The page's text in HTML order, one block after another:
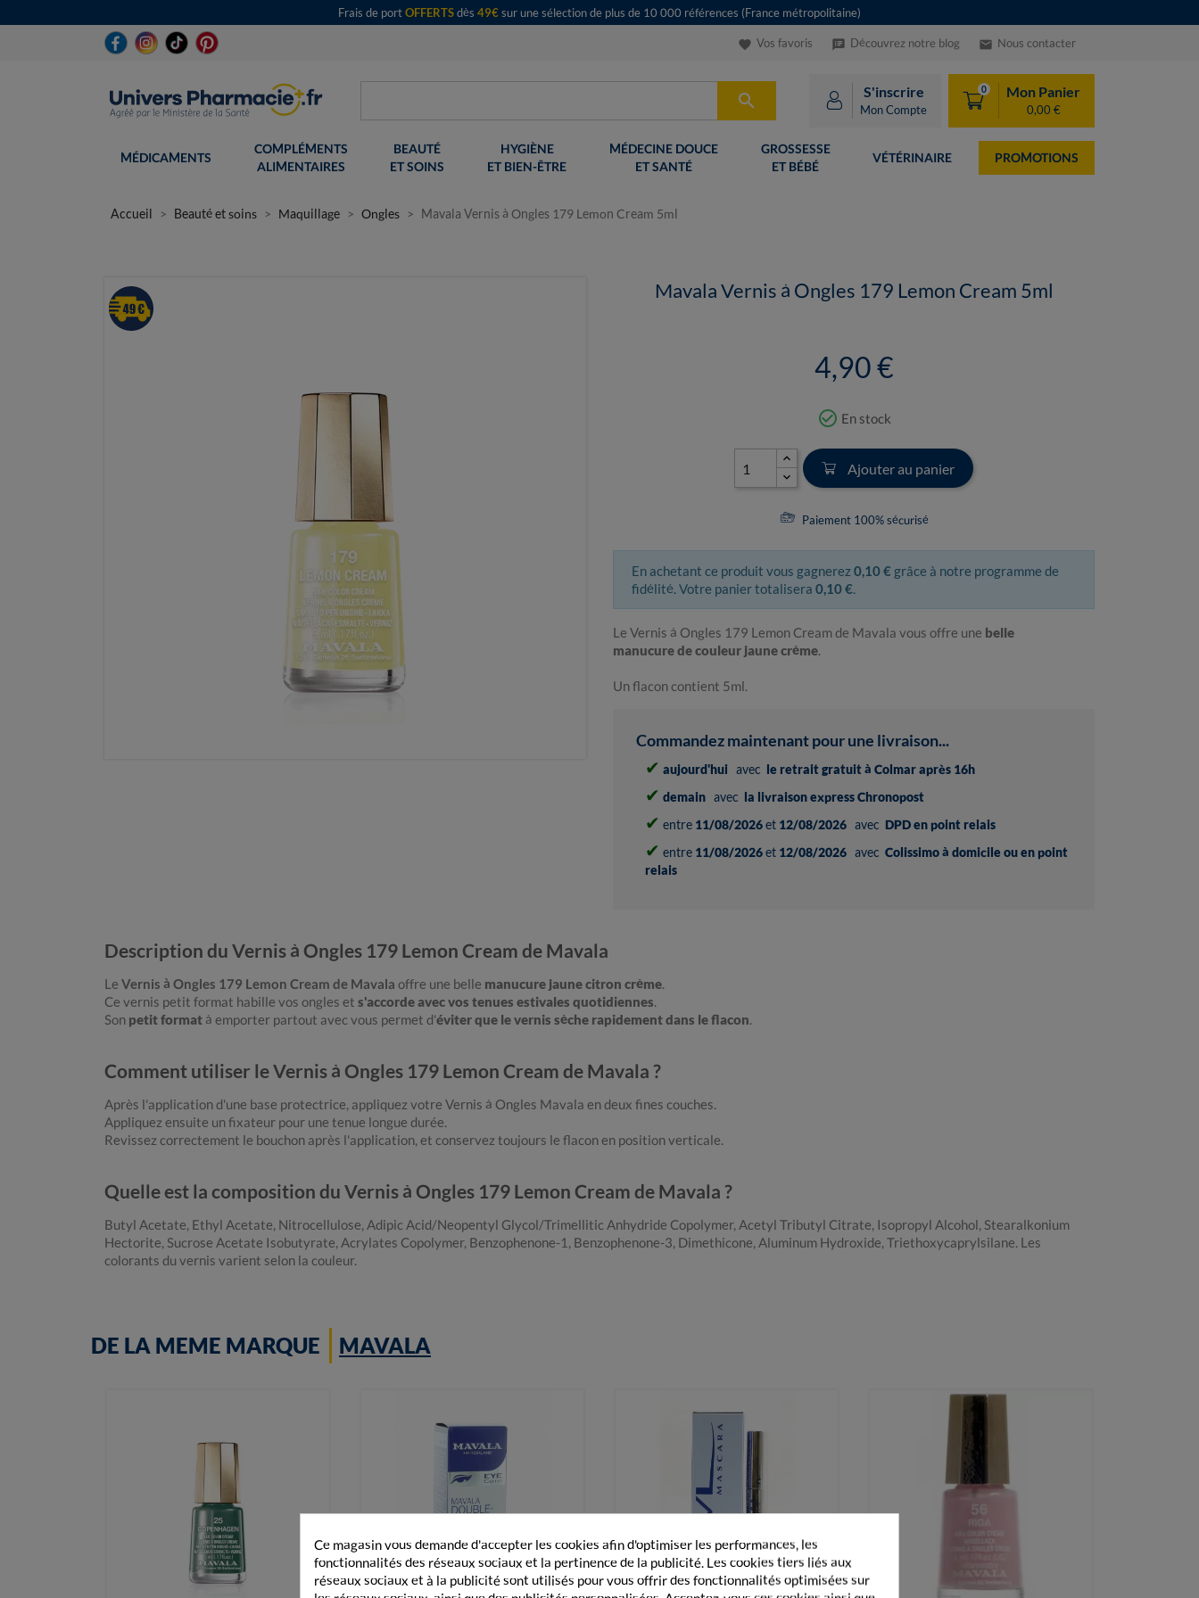
Frais de portOFFERTSdès 49€sur une sélection de plus de 10 000 références (France métropolitaine)
favorite Vos favoris speaker_notes Découvrez notre blog email Nous contacter
 S'inscrire
Mon Compte
0 Mon Panier
0,00 €
MÉDICAMENTS
COMPLÉMENTS
ALIMENTAIRES
BEAUTÉ
ET SOINS
HYGIÈNE
ET BIEN-ÊTRE
MÉDECINE DOUCE
ET SANTÉ
GROSSESSE
ET BÉBÉ
VÉTÉRINAIRE PROMOTIONS
Accueil Beauté et soins Maquillage Ongles Mavala Vernis à Ongles 179 Lemon Cream 5ml
Mavala Vernis à Ongles 179 Lemon Cream 5ml
4,90 €
check_circle_outline En stock
Ajouter au panier
Paiement 100% sécurisé
En achetant ce produit vous gagnerez0,10 € grâce à notre programme de
fidélité. Votre panier totalisera 0,10 €.
Le Vernis à Ongles 179 Lemon Cream de Mavala vous offre une belle
manucure de couleur jaune crème.
Un flacon contient 5ml.
Commandez maintenant pour une livraison...
✔ aujourd'hui avec le retrait gratuit à Colmar après 16h
✔ demain avec la livraison express Chronopost
✔ entre 11/08/2026et 12/08/2026 avec DPD en point relais
✔ entre 11/08/2026et 12/08/2026 avec Colissimo à domicile ou en point
relais
Description du Vernis à Ongles 179 Lemon Cream de Mavala
Le Vernis à Ongles 179 Lemon Cream de Mavala offre une belle manucure jaune citron crème.
Ce vernis petit format habille vos ongles et s'accorde avec vos tenues estivales quotidiennes.
Son petit format à emporter partout avec vous permet d'éviter que le vernis sèche rapidement dans le flacon.
Comment utiliser le Vernis à Ongles 179 Lemon Cream de Mavala ?
Après l'application d'une base protectrice, appliquez votre Vernis à Ongles Mavala en deux fines couches.
Appliquez ensuite un fixateur pour une tenue longue durée.
Revissez correctement le bouchon après l'application, et conservez toujours le flacon en position verticale.
Quelle est la composition du Vernis à Ongles 179 Lemon Cream de Mavala ?
Butyl Acetate, Ethyl Acetate, Nitrocellulose, Adipic Acid/Neopentyl Glycol/Trimellitic Anhydride Copolymer, Acetyl Tributyl Citrate, Isopropyl Alcohol, Stearalkonium
Hectorite, Sucrose Acetate Isobutyrate, Acrylates Copolymer, Benzophenone-1, Benzophenone-3, Dimethicone, Aluminum Hydroxide, Triethoxycaprylsilane. Les
colorants du vernis varient selon la couleur.
DE LA MEME MARQUE MAVALA
Ce magasin vous demande d'accepter les cookies afin d'optimiser les performances, les
fonctionnalités des réseaux sociaux et la pertinence de la publicité. Les cookies tiers liés aux
réseaux sociaux et à la publicité sont utilisés pour vous offrir des fonctionnalités optimisées sur